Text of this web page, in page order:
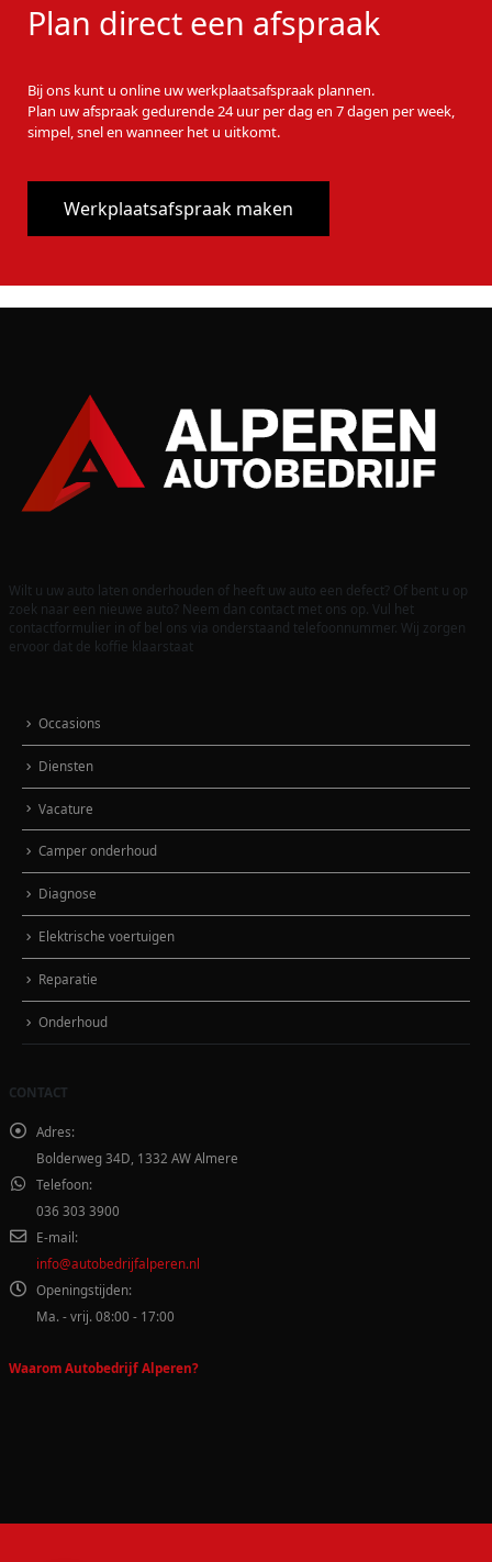
Plan direct een afspraak
Bij ons kunt u online uw werkplaatsafspraak plannen.
Plan uw afspraak gedurende 24 uur per dag en 7 dagen per week,
simpel, snel en wanneer het u uitkomt.
Werkplaatsafspraak maken
Wilt u uw auto laten onderhouden of heeft uw auto een defect? Of bent u op
zoek naar een nieuwe auto? Neem dan contact met ons op. Vul het
contactformulier in of bel ons via onderstaand telefoonnummer. Wij zorgen
ervoor dat de koffie klaarstaat
Occasions
Diensten
Vacature
Camper onderhoud
Diagnose
Elektrische voertuigen
Reparatie
Onderhoud
CONTACT
Adres:
Bolderweg 34D, 1332 AW Almere
Telefoon:
036 303 3900
E-mail:
info@autobedrijfalperen.nl
Openingstijden:
Ma. - vrij. 08:00 - 17:00
Waarom Autobedrijf Alperen?